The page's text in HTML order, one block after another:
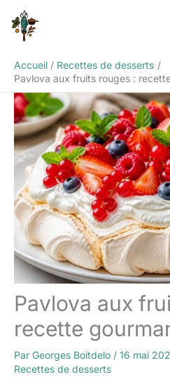
contenu
Accueil
Recettes de desserts
Pavlova aux fruits rouges :
Pavlova aux
recette
Par Georges Boitdelo / 16 mai
Recettes de desserts
Rechercher